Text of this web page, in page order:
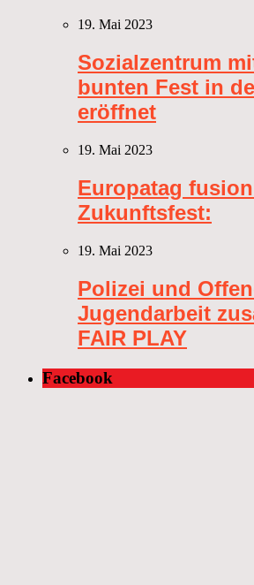
19. Mai 2023
Sozialzentrum
bunten Fest in
eröffnet
19. Mai 2023
Europatag
Zukunftsfest:
19. Mai 2023
Polizei und
Jugendarbeit
FAIR PLAY
Facebook